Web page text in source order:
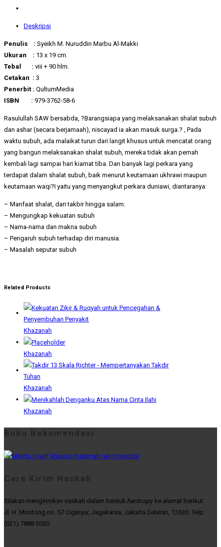
Deskripsi
Penulis : Syeikh M. Nuruddin Marbu Al-Makki
Ukuran : 13 x 19 cm.
Tebal : viii + 90 hlm.
Cetakan : 3
Penerbit : QultumMedia
ISBN : 979-3762-58-6
Rasulullah SAW bersabda, ?Barangsiapa yang melaksanakan shalat subuh
dan ashar (secara berjamaah), niscayad ia akan masuk surga.? , Pada
waktu subuh, ada malaikat turun dari langit khusus untuk mencatat orang
yang bangun melaksanakan shalat subuh, mereka tidak akan pernah
kembali lagi sampai hari kiamat tiba. Dan banyak lagi perkara yang
terdapat dalam shalat subuh, baik menurut keutamaan ukhrawi maupun
keutamaan waqi?I yaitu yang menyangkut perkara duniawi, diantaranya:
– Manfaat shalat, dari takbir hingga salam.
– Mengungkap kekuatan subuh
– Nama-nama dan makna subuh
– Pengaruh subuh terhadap diri manusia.
– Masalah seputar subuh
Related Products
Khazanah
Khazanah
Khazanah
Khazanah
Buku Rekomendasi
Cara Kirim Naskah
Silakan mengirimkan naskah dalam bentuk hardcopy ke alamat berikut.
Jl. H. Montong no. 57 Ciganjur, Jagakarsa, Jakarta Selatan, 12630. Telp:
(021) 7888 3030